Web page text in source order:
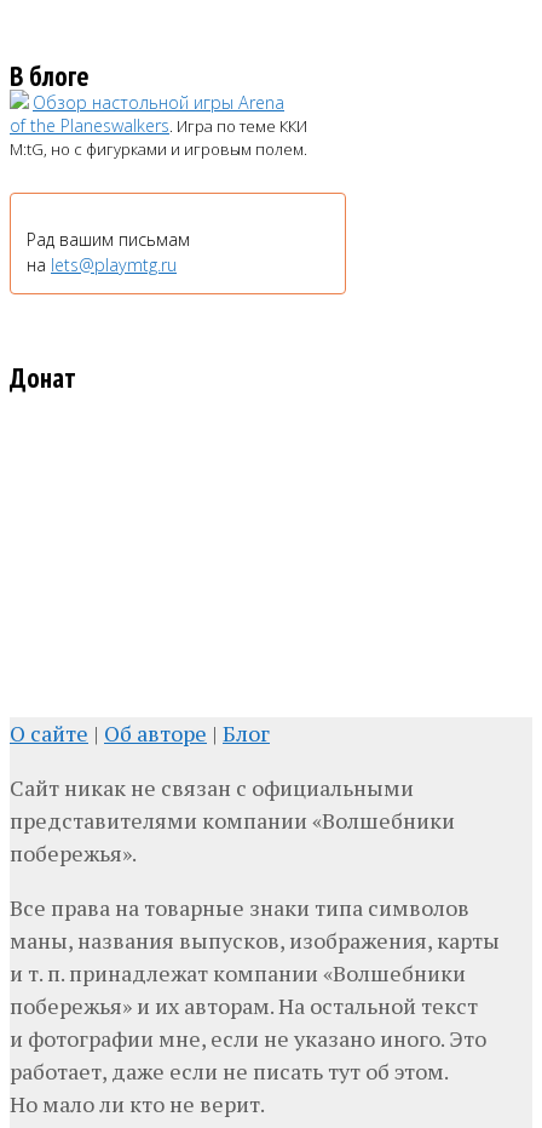
В блоге
Обзор настольной игры Arena
of the Planeswalkers. Игра по теме ККИ
M:tG, но с фигурками и игровым полем.
Рад вашим письмам
на lets@playmtg.ru
Донат
О сайте | Об авторе | Блог
Сайт никак не связан с официальными
представителями компании «Волшебники
побережья».
Все права на товарные знаки типа символов
маны, названия выпусков, изображения, карты
и т. п. принадлежат компании «Волшебники
побережья» и их авторам. На остальной текст
и фотографии мне, если не указано иного. Это
работает, даже если не писать тут об этом.
Но мало ли кто не верит.